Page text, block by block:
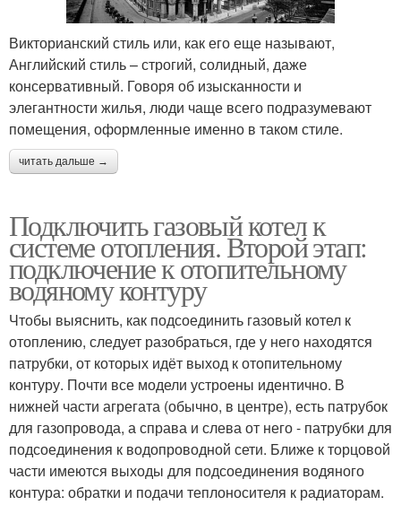
Викторианский стиль или, как его еще называют,
Английский стиль – строгий, солидный, даже
консервативный. Говоря об изысканности и
элегантности жилья, люди чаще всего подразумевают
помещения, оформленные именно в таком стиле.
читать дальше →
Подключить газовый котел к
системе отопления. Второй этап:
подключение к отопительному
водяному контуру
Чтобы выяснить, как подсоединить газовый котел к
отоплению, следует разобраться, где у него находятся
патрубки, от которых идёт выход к отопительному
контуру. Почти все модели устроены идентично. В
нижней части агрегата (обычно, в центре), есть патрубок
для газопровода, а справа и слева от него - патрубки для
подсоединения к водопроводной сети. Ближе к торцовой
части имеются выходы для подсоединения водяного
контура: обратки и подачи теплоносителя к радиаторам.